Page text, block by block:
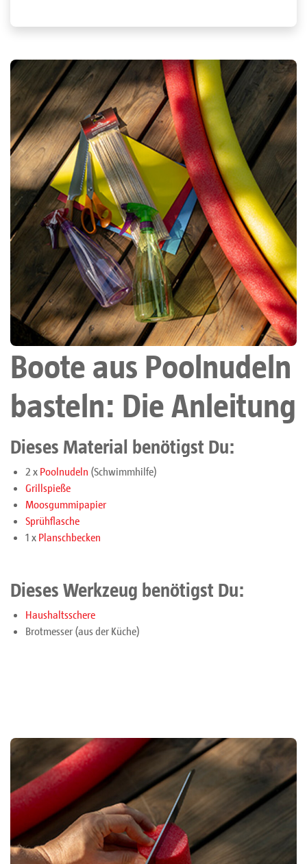
Boote aus Poolnudeln
basteln: Die Anleitung
Dieses Material benötigst Du:
2 x Poolnudeln (Schwimmhilfe)
Grillspieße
Moosgummipapier
Sprühflasche
1 x Planschbecken
Dieses Werkzeug benötigst Du:
Haushaltsschere
Brotmesser (aus der Küche)